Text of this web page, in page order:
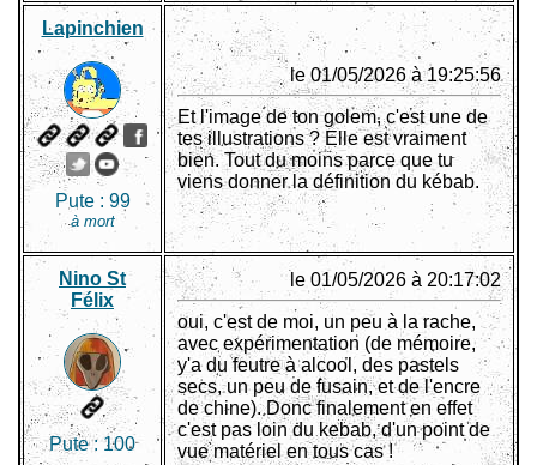
Lapinchien
Pute : 99
à mort
le 01/05/2026 à 19:25:56
Et l'image de ton golem, c'est une de
tes illustrations ? Elle est vraiment
bien. Tout du moins parce que tu
viens donner la définition du kébab.
Nino St
Félix
Pute : 100
le 01/05/2026 à 20:17:02
oui, c'est de moi, un peu à la rache,
avec expérimentation (de mémoire,
y'a du feutre à alcool, des pastels
secs, un peu de fusain, et de l'encre
de chine). Donc finalement en effet
c'est pas loin du kebab, d'un point de
vue matériel en tous cas !